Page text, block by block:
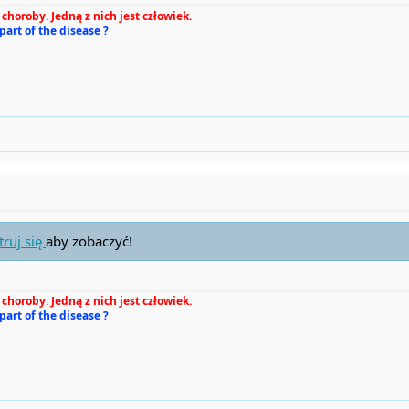
Jedną z nich jest człowiek.
of the disease ?
sięaby zobaczyć!
Jedną z nich jest człowiek.
of the disease ?